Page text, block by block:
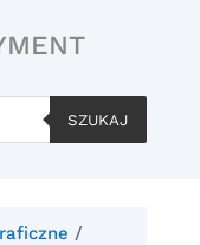
SZUKAJ
/